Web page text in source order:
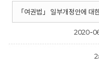
「여권법」 일부개정안에
2020-
2